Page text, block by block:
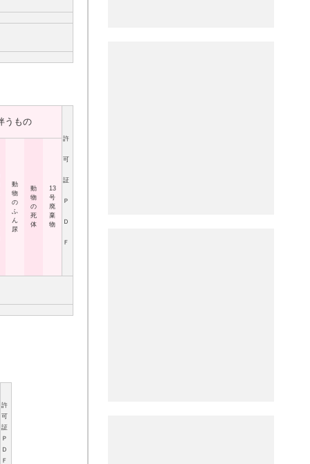
うもの
許
可
証
Ｐ
Ｄ
Ｆ
動
物
の
ふ
ん
尿
動
物
の
死
体
13
号
廃
棄
物
許
可
証
Ｐ
Ｄ
Ｆ